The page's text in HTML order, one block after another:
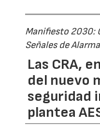
Manifiesto 2030:
Señales de Alarma
Las CRA,
del nuevo
seguridad
plantea